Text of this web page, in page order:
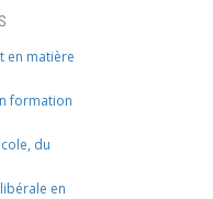
en matière
formation
du
en